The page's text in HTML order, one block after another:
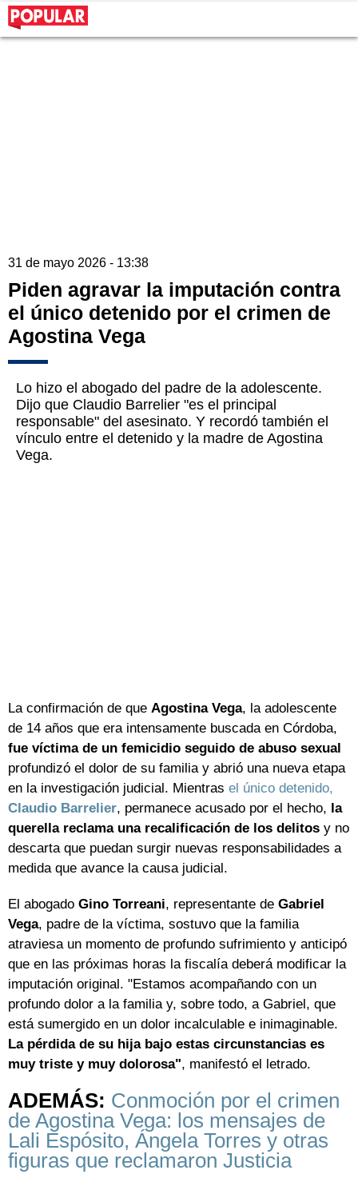
31 de mayo 2026 - 13:38
Piden agravar la imputación contra
el único detenido por el crimen de
Agostina Vega
Lo hizo el abogado del padre de la adolescente.
Dijo que Claudio Barrelier "es el principal
responsable" del asesinato. Y recordó también el
vínculo entre el detenido y la madre de Agostina
Vega.
La confirmación de que Agostina Vega, la adolescente
de 14 años que era intensamente buscada en Córdoba,
fue víctima de un femicidio seguido de abuso sexual
profundizó el dolor de su familia y abrió una nueva etapa
en la investigación judicial. Mientras el único detenido,
Claudio Barrelier, permanece acusado por el hecho, la
querella reclama una recalificación de los delitos y no
descarta que puedan surgir nuevas responsabilidades a
medida que avance la causa judicial.
El abogado Gino Torreani, representante de Gabriel
Vega, padre de la víctima, sostuvo que la familia
atraviesa un momento de profundo sufrimiento y anticipó
que en las próximas horas la fiscalía deberá modificar la
imputación original. "Estamos acompañando con un
profundo dolor a la familia y, sobre todo, a Gabriel, que
está sumergido en un dolor incalculable e inimaginable.
La pérdida de su hija bajo estas circunstancias es
muy triste y muy dolorosa", manifestó el letrado.
ADEMÁS: Conmoción por el crimen
de Agostina Vega: los mensajes de
Lali Espósito, Ángela Torres y otras
figuras que reclamaron Justicia